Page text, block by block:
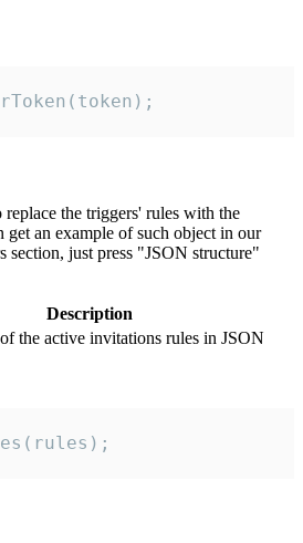
the triggers' rules with the
get an example of such object in our
section, just press "JSON structure"
Description
the active invitations rules in JSON